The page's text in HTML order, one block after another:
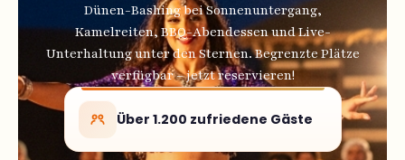
Kamelreiten, BBQ-Abendessen und Live-
Unterhaltung unter den Sternen. Begrenzte Plätze
verfügbar – jetzt reservieren!